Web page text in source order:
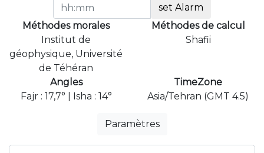
set Alarm
Méthodes morales
Institut de
géophysique, Université
de Téhéran
Méthodes de calcul
Shafii
Angles
Fajr : 17,7° | Isha : 14°
TimeZone
Asia/Tehran (GMT 4.5)
Paramètres